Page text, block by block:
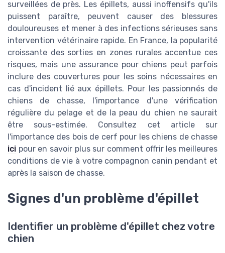
surveillées de près. Les épillets, aussi inoffensifs qu'ils
puissent paraître, peuvent causer des blessures
douloureuses et mener à des infections sérieuses sans
intervention vétérinaire rapide. En France, la popularité
croissante des sorties en zones rurales accentue ces
risques, mais une assurance pour chiens peut parfois
inclure des couvertures pour les soins nécessaires en
cas d'incident lié aux épillets. Pour les passionnés de
chiens de chasse, l'importance d'une vérification
régulière du pelage et de la peau du chien ne saurait
être sous-estimée. Consultez cet article sur
l'importance des bois de cerf pour les chiens de chasse
ici pour en savoir plus sur comment offrir les meilleures
conditions de vie à votre compagnon canin pendant et
après la saison de chasse.
Signes d'un problème d'épillet
Identifier un problème d'épillet chez votre
chien